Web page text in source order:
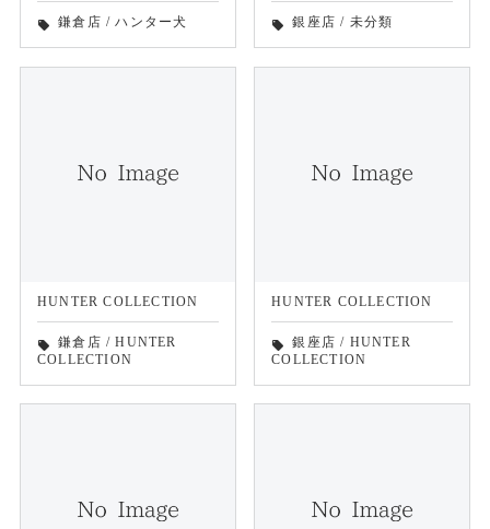
local_offer 鎌倉店 /ハンター犬 local_offer 銀座店 / 未分類
HUNTER COLLECTION
local_offer 鎌倉店 /HUNTER
COLLECTION
HUNTER COLLECTION
local_offer 銀座店 / HUNTER
COLLECTION